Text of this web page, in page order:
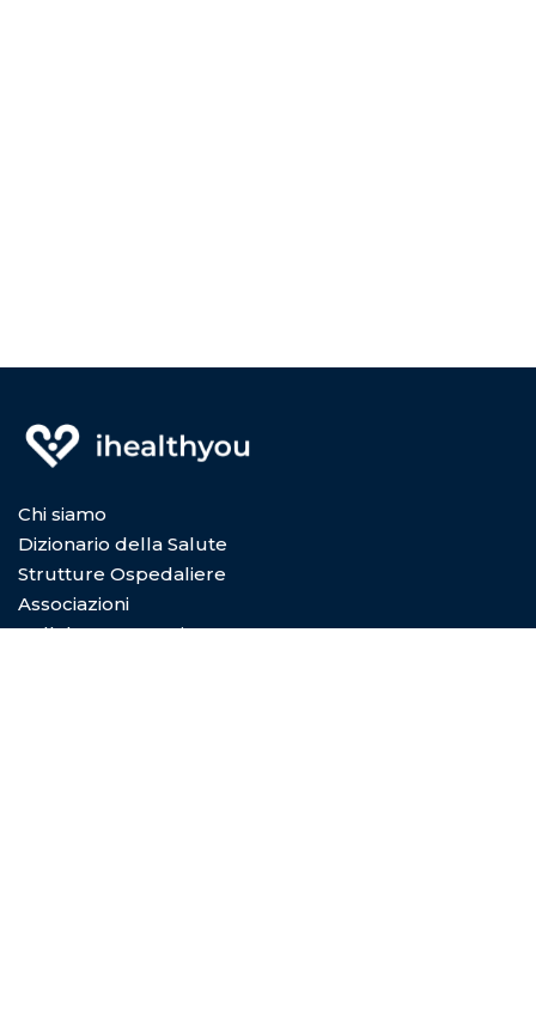
Chi siamo
Dizionario della Salute
Strutture Ospedaliere
Associazioni
Collabora con Noi